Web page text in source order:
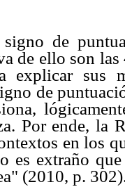
de
de ello son
explicar sus
de
Por ende, la
en los
es extraño
(2010, p.